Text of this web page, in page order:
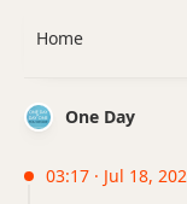
One Day
03:17 · Jul 18,
Home